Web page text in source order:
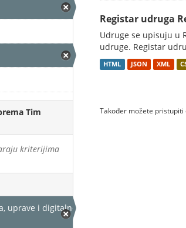
Tim
kriterijima
uprave i digitalne transformacije
Registar udruga
Udruge se upisuju u
udruge. Registar
HTML JSON XML
Također možete